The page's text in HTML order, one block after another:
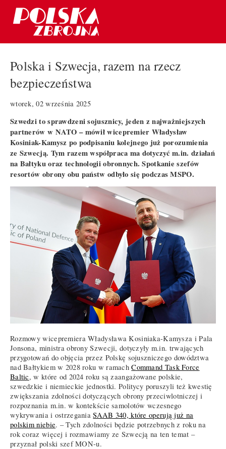
Polska i Szwecja, razem na rzecz
bezpieczeństwa
wtorek, 02 września 2025
Szwedzi to sprawdzeni sojusznicy, jeden z najważniejszych
partnerów w NATO – mówił wicepremier Władysław
Kosiniak-Kamysz po podpisaniu kolejnego już porozumienia
ze Szwecją. Tym razem współpraca ma dotyczyć m.in. działań
na Bałtyku oraz technologii obronnych. Spotkanie szefów
resortów obrony obu państw odbyło się podczas MSPO.
Rozmowy wicepremiera Władysława Kosiniaka-Kamysza i Pala
Jonsona, ministra obrony Szwecji, dotyczyły m.in. trwających
przygotowań do objęcia przez Polskę sojuszniczego dowództwa
nad Bałtykiem w 2028 roku w ramachCommand Task Force
Baltic, w które od 2024 roku są zaangażowane polskie,
szwedzkie i niemieckie jednostki. Politycy poruszyli też kwestię
zwiększania zdolności dotyczących obrony przeciwlotniczej i
rozpoznania m.in. w kontekście samolotów wczesnego
wykrywania i ostrzeganiaSAAB 340, które operują już na
polskim niebie. – Tych zdolności będzie potrzebnych z roku na
rok coraz więcej i rozmawiamy ze Szwecją na ten temat –
przyznał polski szef MON-u.